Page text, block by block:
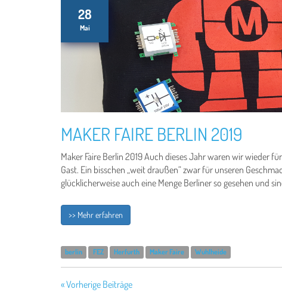
28
Mai
MAKER FAIRE BERLIN 2019
Maker Faire Berlin 2019 Auch dieses Jahr waren wir wieder
Gast. Ein bisschen „weit draußen“ zwar für unseren
glücklicherweise auch eine Menge Berliner so gesehen und
>> Mehr erfahren
berlin FEZ Herfurth Maker Faire Wuhlheide
« Vorherige Beiträge